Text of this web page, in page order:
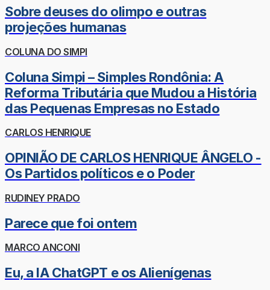
Sobre deuses do olimpo e outras
projeções humanas
COLUNA DO SIMPI
Coluna Simpi – Simples Rondônia: A
Reforma Tributária que Mudou a História
das Pequenas Empresas no Estado
CARLOS HENRIQUE
OPINIÃO DE CARLOS HENRIQUE ÂNGELO -
Os Partidos políticos e o Poder
RUDINEY PRADO
Parece que foi ontem
MARCO ANCONI
Eu, a IA ChatGPT e os Alienígenas